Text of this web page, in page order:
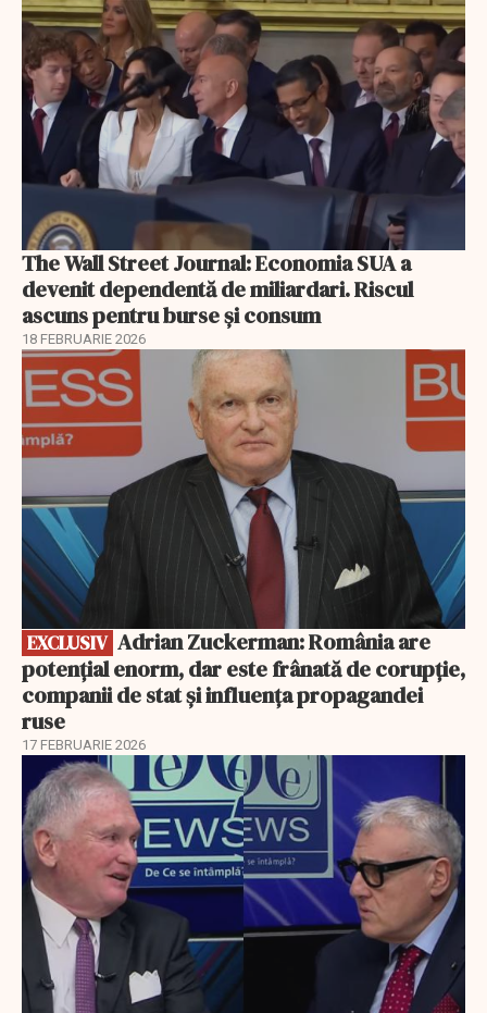
The Wall Street Journal: Economia SUA a
devenit dependentă de miliardari. Riscul
ascuns pentru burse și consum
18 FEBRUARIE 2026
EXCLUSIV
EXCLUSIV
potențial enorm, dar este frânată de corupție,
companii de stat și influența propagandei
ruse
17 FEBRUARIE 2026
EXCLUSIV